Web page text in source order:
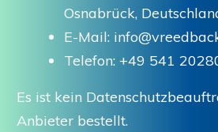
Osnabrück,
E-Mail:
Telefon: +49 541
Es ist kein
Anbieter bestellt.